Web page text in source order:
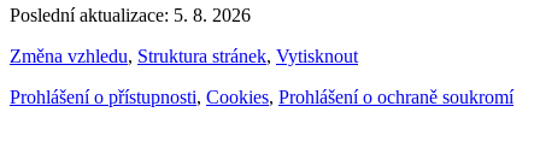
Poslední aktualizace: 5. 8. 2026
Změna vzhledu, Struktura stránek, Vytisknout
Prohlášení o přístupnosti, Cookies, Prohlášení o ochraně soukromí